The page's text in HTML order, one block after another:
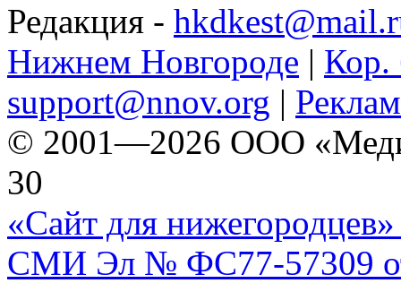
Редакция -
Нижнем Новгороде | Кор.
support@nnov.org |
© 2001—2026 ООО
30
«Сайт для нижегородцев»
СМИ Эл № ФС77-57309